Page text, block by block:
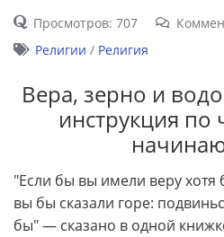
Просмотров: 707
Религии / Религия
Вера, зерно и
инструкция по
"Если бы вы имели веру хотя
вы бы сказали горе:
бы" — сказано в одной